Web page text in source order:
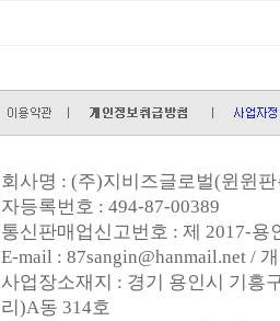
회사명 : (주)지비즈글로벌(윈윈
자등록번호 : 494-87-00389
통신판매업신고번호 : 제 2017-용
E-mail : 87sangin@hanmail.net /
사업장소재지 : 경기 용인시 기흥
리)A동 314호